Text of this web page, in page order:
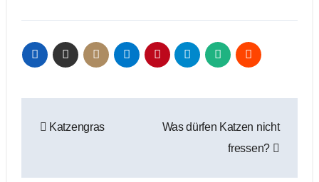
Katzengras
Was dürfen Katzen nicht
fressen?